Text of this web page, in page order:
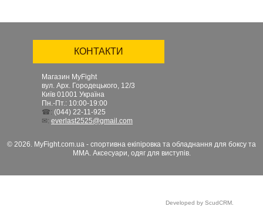
КОНТАКТИ
Магазин MyFight
вул. Арх. Городецького, 12/3
Київ 01001 Україна
Пн.-Пт.: 10:00-19:00
☎: (044) 22-11-925
✉: everlast2525@gmail.com
© 2026. MyFight.com.ua - спортивна екіпіровка та обладнання для боксу та
ММА. Аксесуари, одяг для виступів.
Developed by ScudCRM.